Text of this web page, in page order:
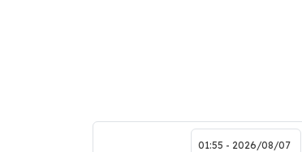
2026/08/07 - 01:55